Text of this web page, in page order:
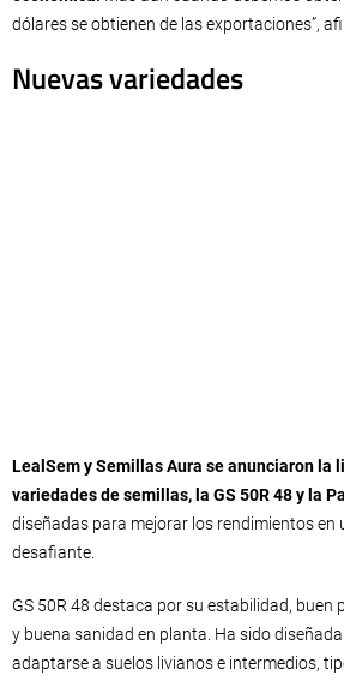
dólares se obtienen de las exportaciones”,
Nuevas variedades
LealSem y Semillas Aura se anunciaron la
variedades de semillas, la GS 50R 48 y la
diseñadas para mejorar los rendimientos
desafiante.
GS 50R 48 destaca por su estabilidad, buen
y buena sanidad en planta. Ha sido
adaptarse a suelos livianos e intermedios,